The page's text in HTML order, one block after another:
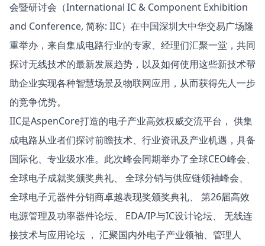
会暨研讨会（International IC & Component Exhibition
and Conference, 简称: IIC）在中国深圳大中华交易广场隆
重举办，来自集成电路行业的专家、经理们汇聚一堂，共同
探讨无线技术的最新发展趋势，以及如何使用这些新技术帮
助企业实现各种智慧场景及物联网应用，从而获得先人一步
的竞争优势。
IIC是AspenCore打造的电子产业高效权威交流平台， 供集
成电路从业者们探讨前瞻技术、行业资讯及产业机遇，具备
国际化、专业级水准。此次峰会同期举办了全球CEO峰会、
全球电子成就奖颁奖典礼、 全球分销与供应链领袖峰会、
全球电子元器件分销商卓越表现奖颁奖典礼、 第26届高效
电源管理及功率器件论坛、 EDA/IP与IC设计论坛、 无线连
接技术与应用论坛 ， 汇聚国内外电子产业领袖、管理人